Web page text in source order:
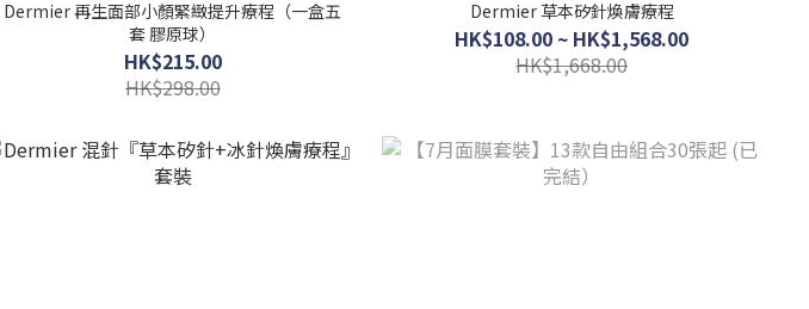
Dermier 再生面部小顏緊緻提升療程（一盒五
套 膠原球）
HK$215.00
HK$298.00
Dermier 草本矽針煥膚療程
HK$108.00 ~ HK$1,568.00
HK$1,668.00